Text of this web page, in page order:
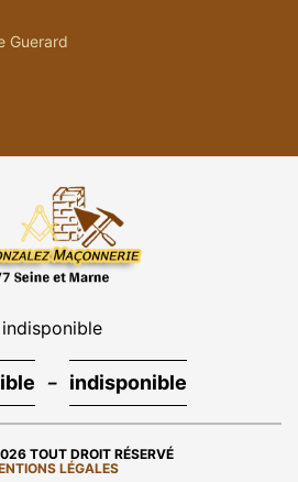
Guerard
indisponible
- indisponible
TOUT DROIT RÉSERVÉ
LÉGALES